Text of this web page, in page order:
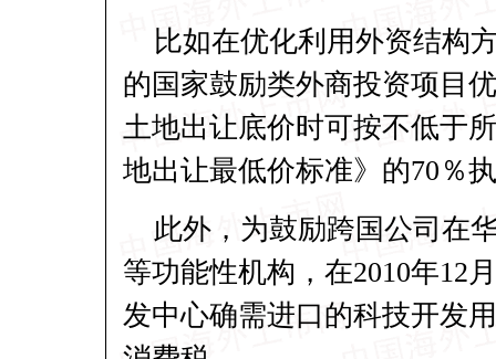
比如在优化利用外资结构
的国家鼓励类外商投资项目
土地出让底价时可按不低于
地出让最低价标准》的70％
此外，为鼓励跨国公司在
等功能性机构，在2010年12
发中心确需进口的科技开发